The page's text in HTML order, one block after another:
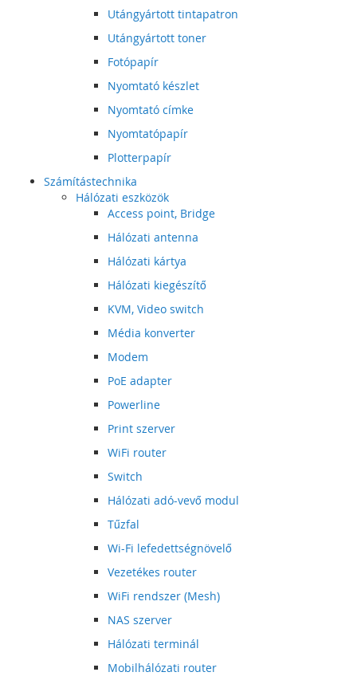
Utángyártott tintapatron
Utángyártott toner
Fotópapír
Nyomtató készlet
Nyomtató címke
Nyomtatópapír
Plotterpapír
Számítástechnika
Hálózati eszközök
Access point, Bridge
Hálózati antenna
Hálózati kártya
Hálózati kiegészítő
KVM, Video switch
Média konverter
Modem
PoE adapter
Powerline
Print szerver
WiFi router
Switch
Hálózati adó-vevő modul
Tűzfal
Wi-Fi lefedettségnövelő
Vezetékes router
WiFi rendszer (Mesh)
NAS szerver
Hálózati terminál
Mobilhálózati router